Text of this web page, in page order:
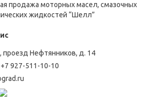
продажа моторных масел, смазочных
жидкостей “Шелл”
проезд Нефтянников, д. 14
+7 927-511-10-10